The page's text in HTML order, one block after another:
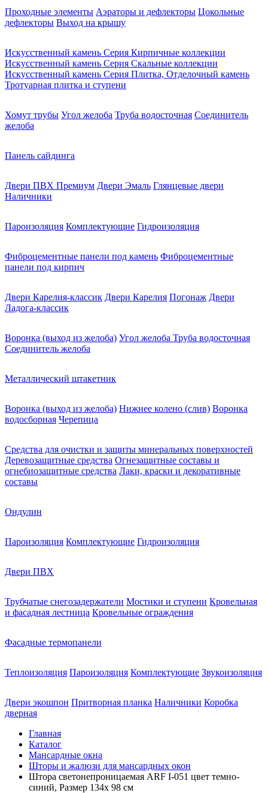
Проходные элементы Аэраторы и дефлекторы Цокольные
дефлекторы Выход на крышу
Искусственный камень Серия Кирпичные коллекции
Искусственный камень Серия Скальные коллекции
Искусственный камень Серия Плитка, Отделочный камень
Тротуарная плитка и ступени
Хомут трубы Угол желоба Труба водосточная Соединитель
желоба
Панель сайдинга
Двери ПВХ Премиум Двери Эмаль Глянцевые двери
Наличники
Пароизоляция Комплектующие Гидроизоляция
Фиброцементные панели под камень Фиброцементные
панели под кирпич
Двери Карелия-классик Двери Карелия Погонаж Двери
Ладога-классик
Воронка (выход из желоба) Угол желоба Труба водосточная
Соединитель желоба
Металлический штакетник
Воронка (выход из желоба) Нижнее колено (слив) Воронка
водосборная Черепица
Средства для очистки и защиты минеральных поверхностей
Деревозащитные средства Огнезащитные составы и
огнебиозащитные средства Лаки, краски и декоративные
составы
Ондулин
Пароизоляция Комплектующие Гидроизоляция
Двери ПВХ
Трубчатые снегозадержатели Мостики и ступени Кровельная
и фасадная лестница Кровельные ограждения
Фасадные термопанели
Теплоизоляция Пароизоляция Комплектующие Звукоизоляция
Двери экошпон Притворная планка Наличники Коробка
дверная
Главная
Каталог
Мансардные окна
Шторы и жалюзи для мансардных окон
Штора светонепроницаемая ARF I-051 цвет темно-
синий, Размер 134х 98 см